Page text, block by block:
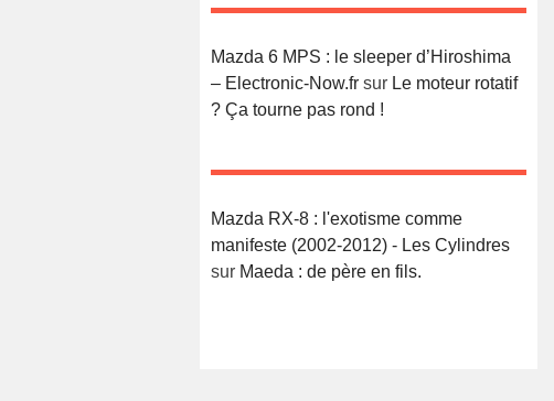
Mazda 6 MPS : le sleeper d’Hiroshima
– Electronic-Now.fr sur Le moteur rotatif
? Ça tourne pas rond !
Mazda RX-8 : l'exotisme comme
manifeste (2002-2012) - Les Cylindres
sur Maeda : de père en fils.